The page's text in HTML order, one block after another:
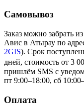
Самовывоз
Заказ можно забрать
Авис в Атырау по
2GIS). Срок
дней, стоимость от 3
пришлём SMS с
пт 9:00–18:00, сб
Оплата